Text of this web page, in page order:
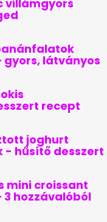
villámgyors
gyors, látványos
recept
joghurt
- hűsítő desszert
mini croissant
3 hozzávalóból